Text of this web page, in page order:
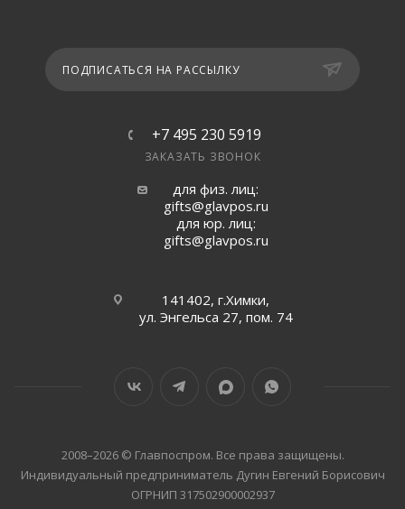
ПОДПИСАТЬСЯ НА РАССЫЛКУ
+7 495 230 5919
ЗАКАЗАТЬ ЗВОНОК
для физ. лиц:
gifts@glavpos.ru
для юр. лиц:
gifts@glavpos.ru
141402, г.Химки,
ул. Энгельса 27, пом. 74
2008–2026 © Главпоспром. Все права защищены.
Индивидуальный предприниматель Дугин Евгений Борисович
ОГРНИП 317502900002937